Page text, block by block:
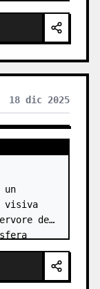
18 dic 2025
un
visiva
del
del